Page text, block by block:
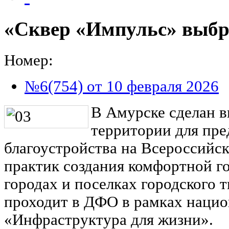
«Сквер «Импульс»
Номер:
№6(754) от 10 февраля 2026
В Амурске сделан
территории для
благоустройства на
практик создания комфортной
городах и поселках городского
проходит в ДФО в рамках
«Инфраструктура для жизни».